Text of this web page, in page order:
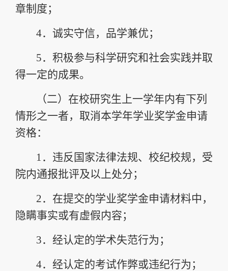
章制度；
4． 诚实守信，品学兼优；
5． 积极参与科学研究和社会实践并取
得一定的成果。
（二） 在校研究生上一学年内有下列
情形之一者，取消本学年学业奖学金申请
资格：
1． 违反国家法律法规、校纪校规，受
院内通报批评及以上处分；
2． 在提交的学业奖学金申请材料中，
隐瞒事实或有虚假内容；
3． 经认定的学术失范行为；
4． 经认定的考试作弊或违纪行为；